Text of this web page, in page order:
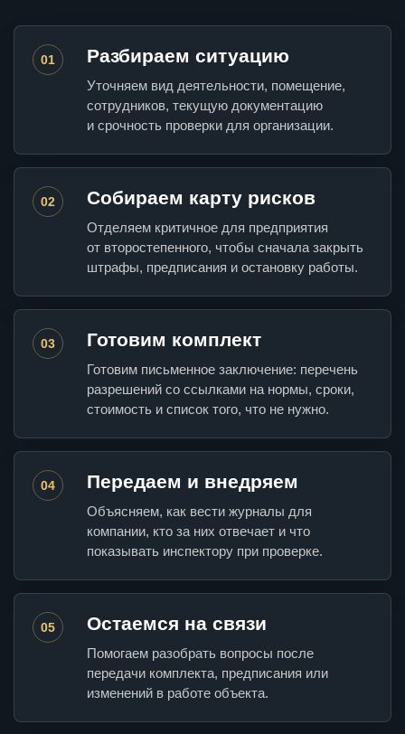
01 Разбираем ситуацию
Уточняем вид деятельности, помещение,
сотрудников, текущую документацию
и срочность проверки для организации.
02 Собираем карту рисков
Отделяем критичное для предприятия
от второстепенного, чтобы сначала закрыть
штрафы, предписания и остановку работы.
03 Готовим комплект
Готовим письменное заключение: перечень
разрешений со ссылками на нормы, сроки,
стоимость и список того, что не нужно.
04 Передаем и внедряем
Объясняем, как вести журналы для
компании, кто за них отвечает и что
показывать инспектору при проверке.
05 Остаемся на связи
Помогаем разобрать вопросы после
передачи комплекта, предписания или
изменений в работе объекта.